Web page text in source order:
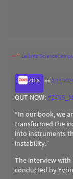
Leibniz
ZOiS on2/13/
OUT NOW:#
“In our book, we
transformed the
into instruments
instability.”
The interview with
conducted by